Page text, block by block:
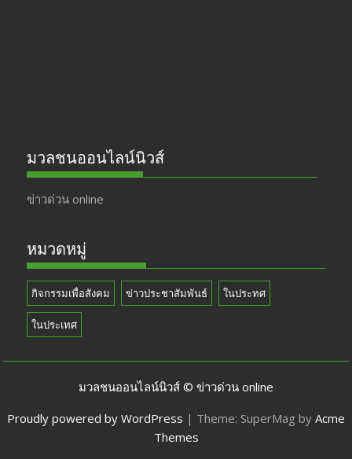
มวลชนออนไลน์นิวส์
ข่าวด่วน online
หมวดหมู่
กิจกรรมเพื่อสังคม ข่าวประชาสัมพันธ์ ในประทศ
ในประเทศ
มวลชนออนไลน์นิวส์ © ข่าวด่วน online
Proudly powered by WordPress | Theme: SuperMag by Acme
Themes